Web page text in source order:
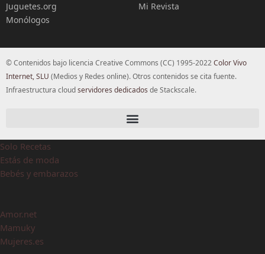
Juguetes.org
Monólogos
Mi Revista
© Contenidos bajo licencia Creative Commons (CC) 1995-2022Color Vivo
Internet, SLU (Medios y Redes online). Otros contenidos se cita fuente.
Infraestructura cloudservidores dedicados de Stackscale.
Solo Recetas
Estás de moda
Bebés y embarazos
Amor.net
Mamuky
Mujeres.es